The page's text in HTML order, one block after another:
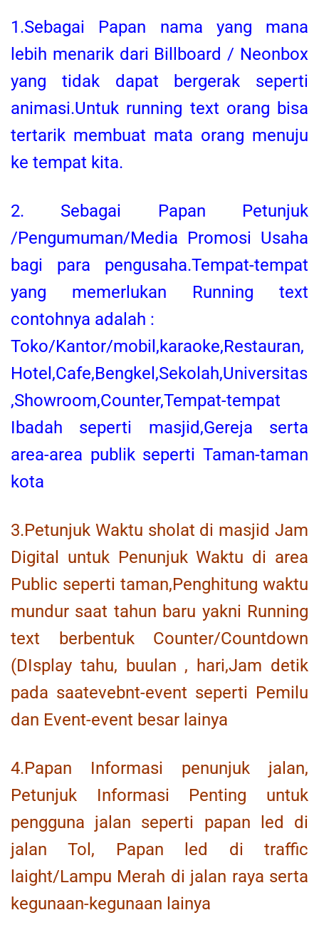
1.Sebagai Papan nama yang mana
lebih menarik dari Billboard / Neonbox
yang tidak dapat bergerak seperti
animasi.Untuk running text orang bisa
tertarik membuat mata orang menuju
ke tempat kita.
2. Sebagai Papan Petunjuk
/Pengumuman/Media Promosi Usaha
bagi para pengusaha.Tempat-tempat
yang memerlukan Running text
contohnya adalah :
Toko/Kantor/mobil,karaoke,Restauran,
Hotel,Cafe,Bengkel,Sekolah,Universitas
,Showroom,Counter,Tempat-tempat
Ibadah seperti masjid,Gereja serta
area-area publik seperti Taman-taman
kota
3.Petunjuk Waktu sholat di masjid Jam
Digital untuk Penunjuk Waktu di area
Public seperti taman,Penghitung waktu
mundur saat tahun baru yakni Running
text berbentuk Counter/Countdown
(DIsplay tahu, buulan , hari,Jam detik
pada saatevebnt-event seperti Pemilu
dan Event-event besar lainya
4.Papan Informasi penunjuk jalan,
Petunjuk Informasi Penting untuk
pengguna jalan seperti papan led di
jalan Tol, Papan led di traffic
laight/Lampu Merah di jalan raya serta
kegunaan-kegunaan lainya